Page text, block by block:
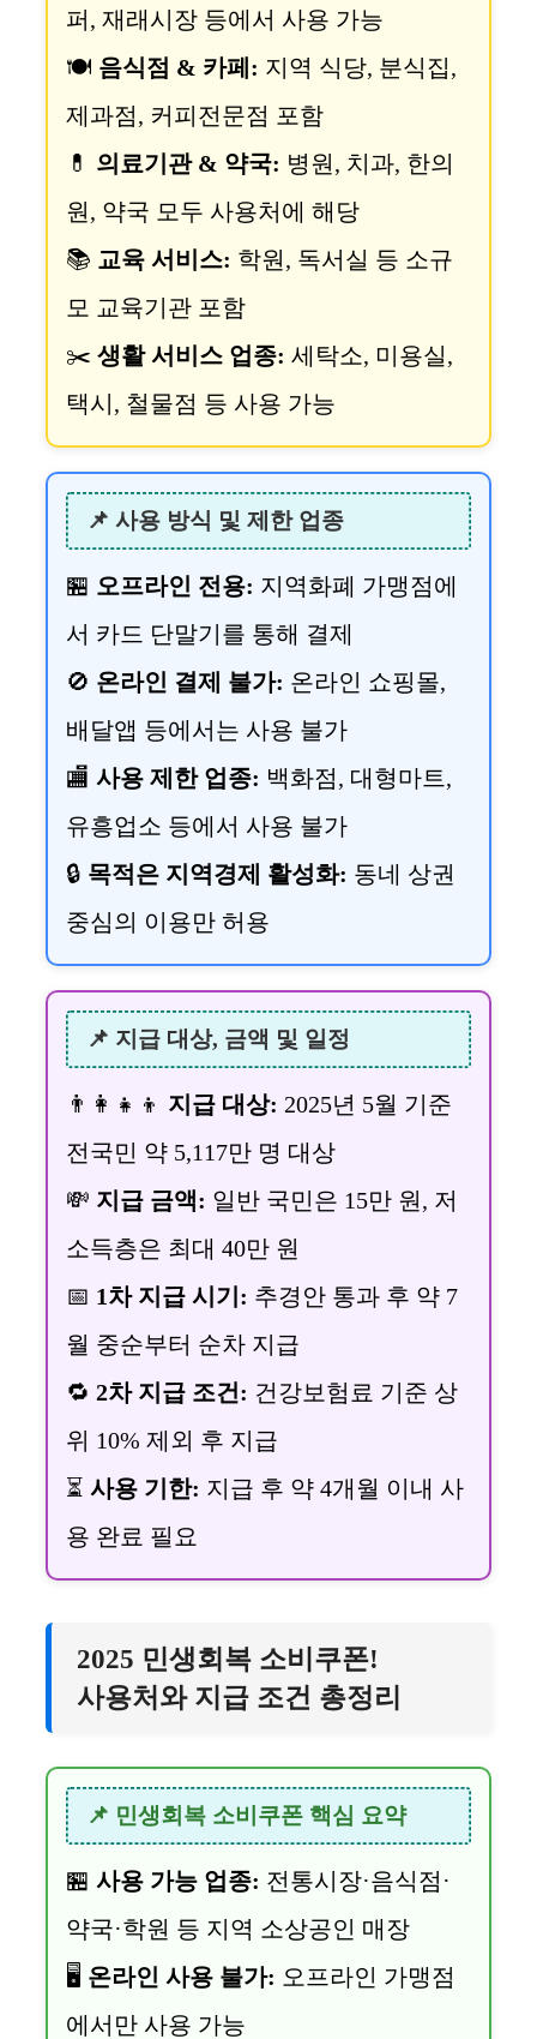
퍼, 재래시장 등에서 사용 가능
🍽️ 음식점 & 카페: 지역 식당, 분식집,
제과점, 커피전문점 포함
💊 의료기관 & 약국: 병원, 치과, 한의
원, 약국 모두 사용처에 해당
📚 교육 서비스: 학원, 독서실 등 소규
모 교육기관 포함
✂️ 생활 서비스 업종: 세탁소, 미용실,
택시, 철물점 등 사용 가능
📌 사용 방식 및 제한 업종
🏪 오프라인 전용: 지역화폐 가맹점에
서 카드 단말기를 통해 결제
🚫 온라인 결제 불가: 온라인 쇼핑몰,
배달앱 등에서는 사용 불가
🏬 사용 제한 업종: 백화점, 대형마트,
유흥업소 등에서 사용 불가
🔒 목적은 지역경제 활성화: 동네 상권
중심의 이용만 허용
📌 지급 대상, 금액 및 일정
👨‍👩‍👧‍👦 지급 대상: 2025년 5월 기준
전국민 약 5,117만 명 대상
💸 지급 금액: 일반 국민은 15만 원, 저
소득층은 최대 40만 원
📅 1차 지급 시기: 추경안 통과 후 약 7
월 중순부터 순차 지급
🔁 2차 지급 조건: 건강보험료 기준 상
위 10% 제외 후 지급
⏳ 사용 기한: 지급 후 약 4개월 이내 사
용 완료 필요
2025 민생회복 소비쿠폰!
사용처와 지급 조건 총정리
📌 민생회복 소비쿠폰 핵심 요약
🏪 사용 가능 업종: 전통시장·음식점·
약국·학원 등 지역 소상공인 매장
🖥️ 온라인 사용 불가: 오프라인 가맹점
에서만 사용 가능